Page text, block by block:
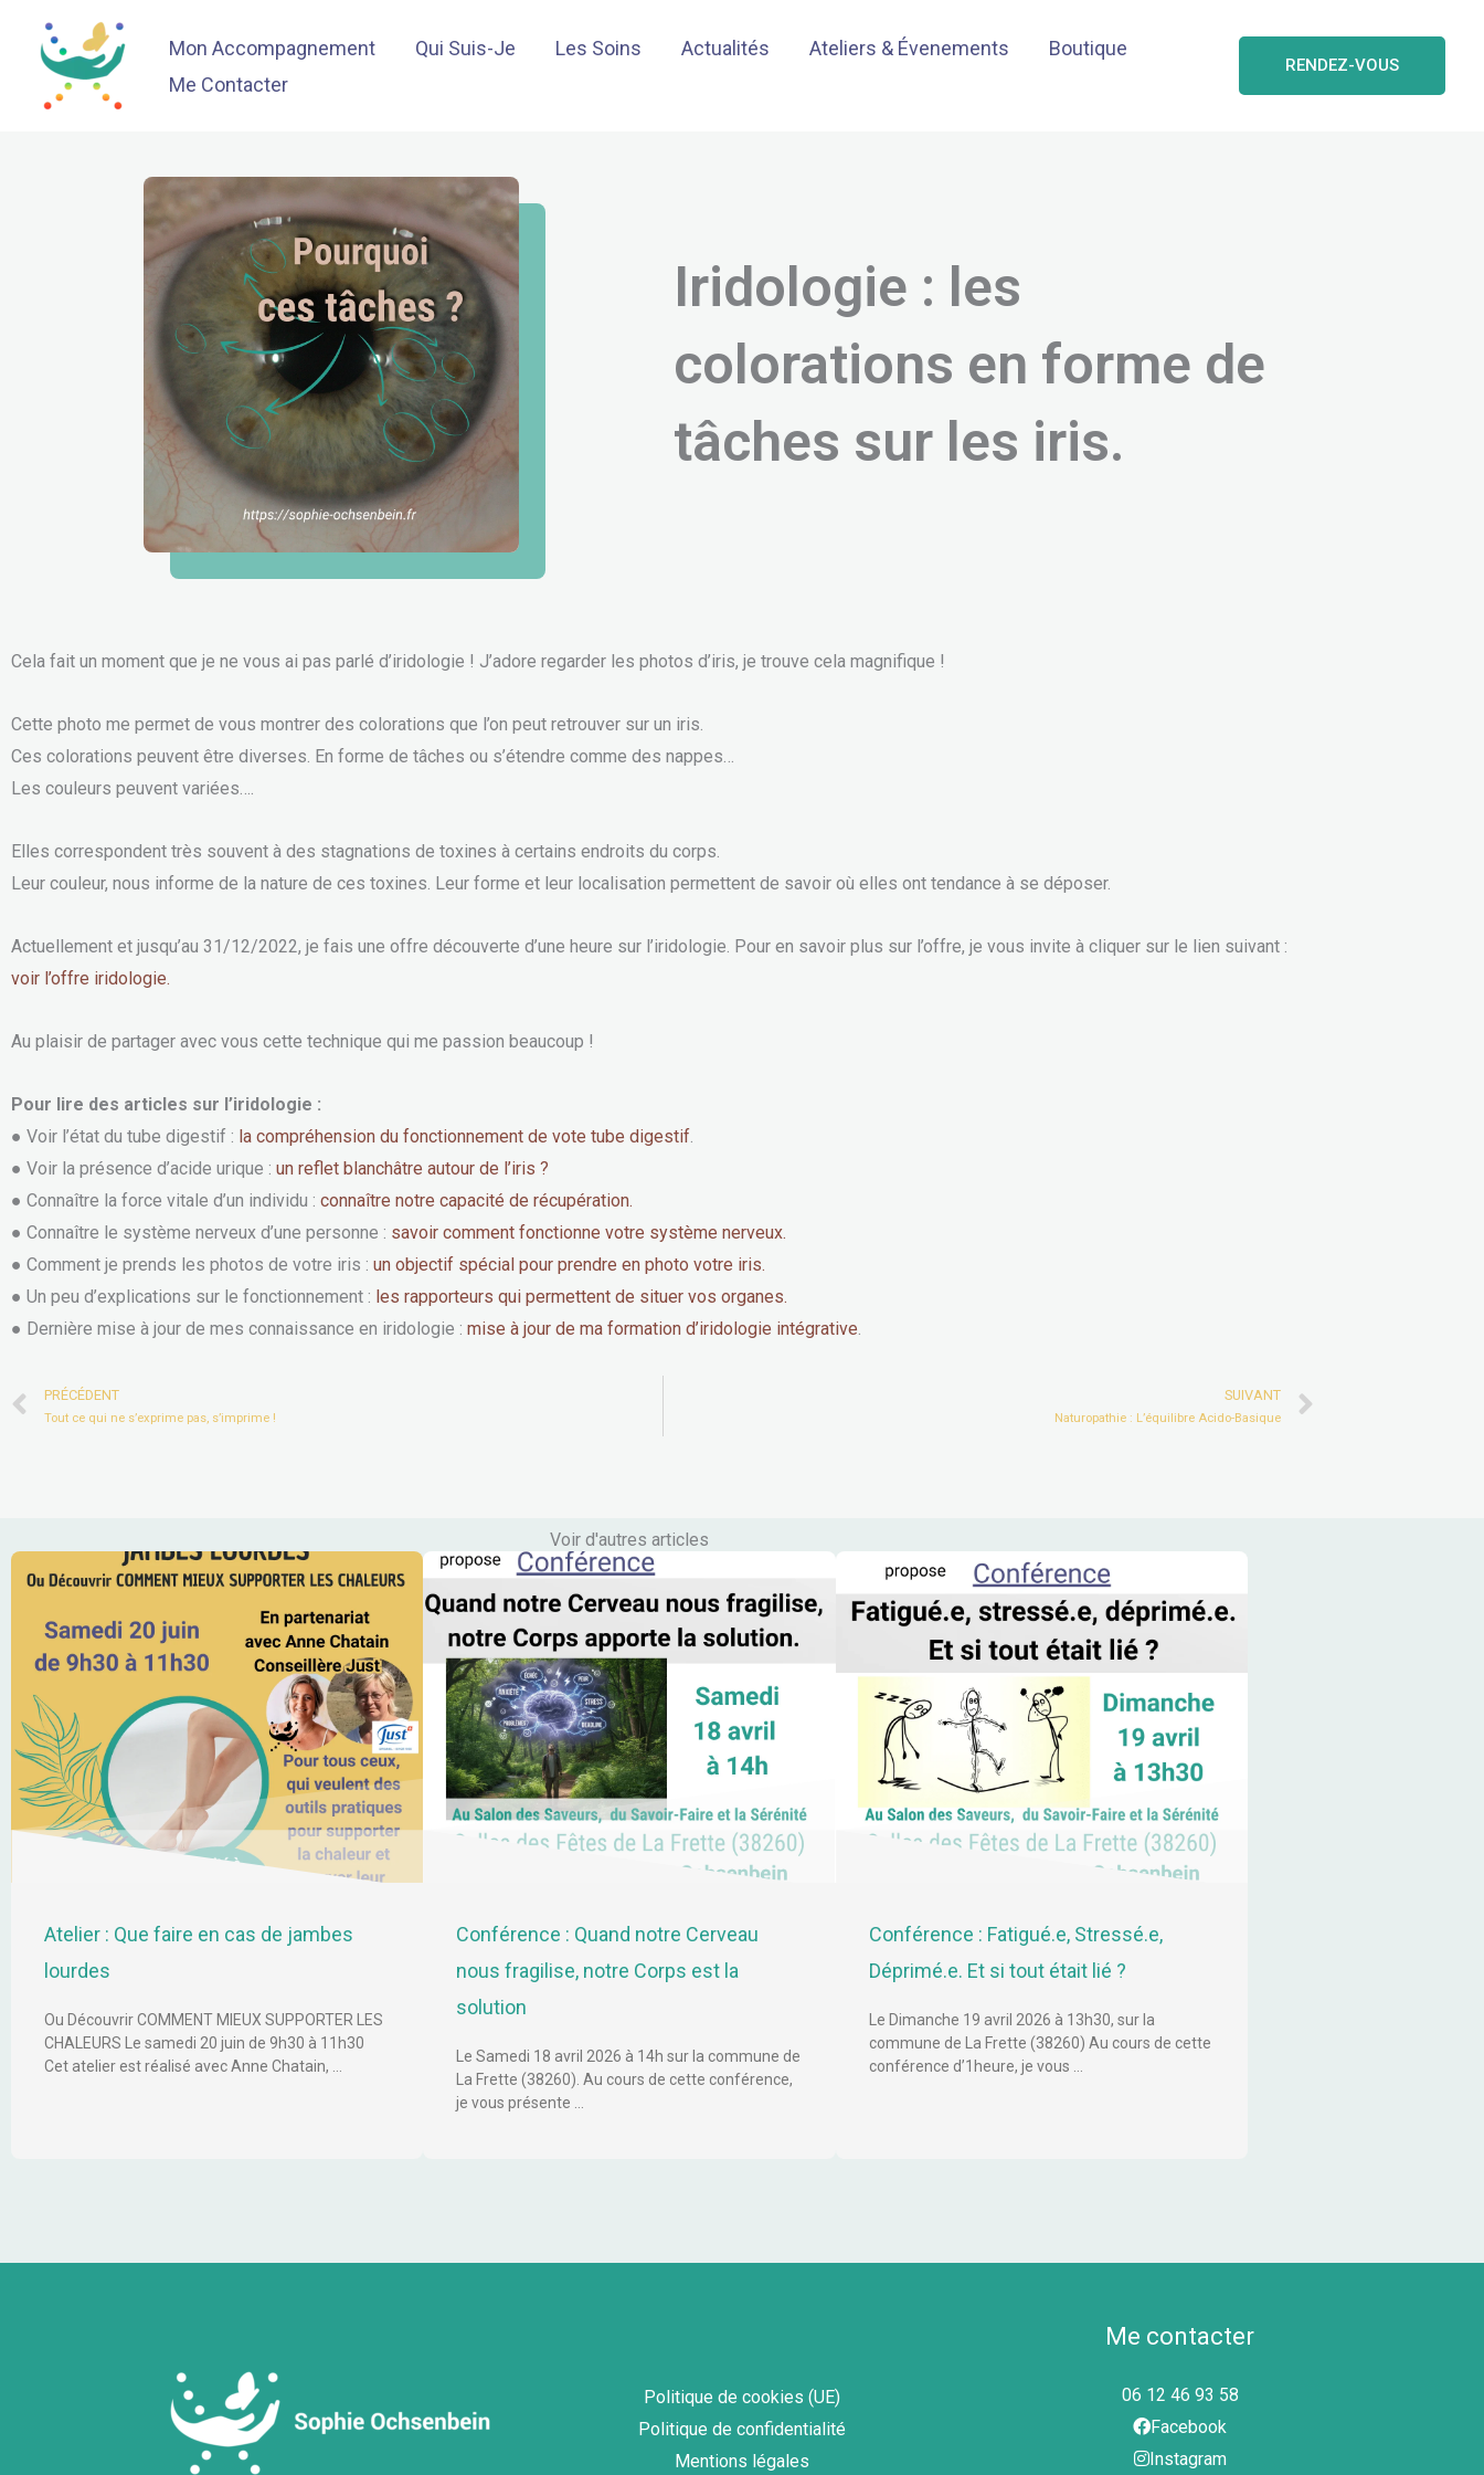
contenu
Mon Accompagnement Qui Suis-Je Les Soins Actualités Ateliers & Évenements
Boutique
Me Contacter
RENDEZ-VOUS
Iridologie : les
colorations en forme de
tâches sur les iris.
Cela fait un moment que je ne vous ai pas parlé d’iridologie ! J’adore regarder les photos d’iris, je trouve cela magnifique !
Cette photo me permet de vous montrer des colorations que l’on peut retrouver sur un iris.
Ces colorations peuvent être diverses. En forme de tâches ou s’étendre comme des nappes…
Les couleurs peuvent variées….
Elles correspondent très souvent à des stagnations de toxines à certains endroits du corps.
Leur couleur, nous informe de la nature de ces toxines. Leur forme et leur localisation permettent de savoir où elles ont tendance à se déposer.
Actuellement et jusqu’au 31/12/2022, je fais une offre découverte d’une heure sur l’iridologie. Pour en savoir plus sur l’offre, je vous invite à cliquer sur le lien suivant :
voir l’offre iridologie.
Au plaisir de partager avec vous cette technique qui me passion beaucoup !
Pour lire des articles sur l’iridologie :
● Voir l’état du tube digestif : la compréhension du fonctionnement de vote tube digestif.
● Voir la présence d’acide urique : un reflet blanchâtre autour de l’iris ?
● Connaître la force vitale d’un individu : connaître notre capacité de récupération.
● Connaître le système nerveux d’une personne : savoir comment fonctionne votre système nerveux.
● Comment je prends les photos de votre iris : un objectif spécial pour prendre en photo votre iris.
● Un peu d’explications sur le fonctionnement : les rapporteurs qui permettent de situer vos organes.
● Dernière mise à jour de mes connaissance en iridologie : mise à jour de ma formation d’iridologie intégrative.
Prev
PRÉCÉDENT
Tout ce qui ne s’exprime pas, s’imprime !
SUIVANT
Naturopathie : L’équilibre Acido-Basique
Voir d'autres articles
Atelier : Que faire en cas de jambes
lourdes
Ou Découvrir COMMENT MIEUX SUPPORTER LES
CHALEURS Le samedi 20 juin de 9h30 à 11h30
Cet atelier est réalisé avec Anne Chatain, …
Conférence : Quand notre Cerveau
nous fragilise, notre Corps est la
solution
Le Samedi 18 avril 2026 à 14h sur la commune de
La Frette (38260). Au cours de cette conférence,
je vous présente …
Conférence : Fatigué.e, Stressé.e,
Déprimé.e. Et si tout était lié ?
Le Dimanche 19 avril 2026 à 13h30, sur la
commune de La Frette (38260) Au cours de cette
conférence d’1heure, je vous …
Politique de cookies (UE)
Politique de confidentialité
Mentions légales
Me contacter
06 12 46 93 58
Facebook
Instagram